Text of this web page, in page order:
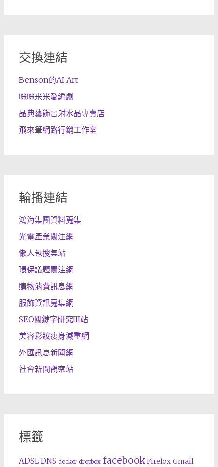
交換連結
Benson的AI Art
咪咪米米愛編劇
晶典藝飾雷射水晶專賣店
飛來筆網路行銷工作室
輪播連結
鴻海集團資料蒐集
光電產業關注網
懶人包搜集站
環保議題關注網
購物消費訊息網
服飾資訊蒐集網
SEO關鍵字研究III站
美容彩妝瘦身減重網
外匯訊息新聞網
社會新聞觀察站
標籤
ADSL DNS docker dropbox facebook Firefox Gmail